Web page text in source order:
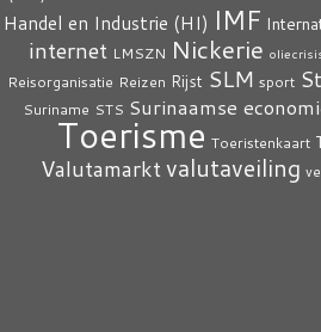
Handel en Industrie (HI) IMF
internet LMSZN Nickerie
Reisorganisatie Reizen Rijst SLM sport
Suriname STS Surinaamse
Toerisme Toeristenkaart
Valutamarktvalutaveiling